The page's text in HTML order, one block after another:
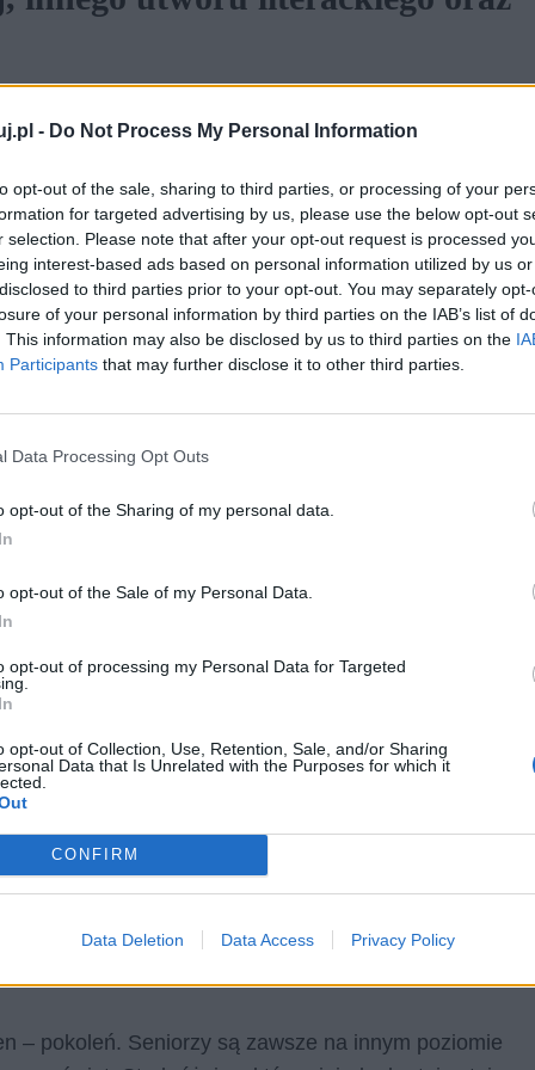
- Do Not Process My Personal Information
opt-out of the sale, sharing to third parties, or processing of your
for targeted advertising by us, please use the below opt-out
selection. Please note that after your opt-out request is processed
interest-based ads based on personal information utilized by us
to third parties prior to your opt-out. You may separately
of your personal information by third parties on the IAB’s list of
This information may also be disclosed by us to third parties on the
Participants that may further disclose it to other third parties.
Data Processing Opt Outs
opt-out of the Sharing of my personal data.
opt-out of the Sale of my Personal Data.
opt-out of processing my Personal Data for Targeted
opt-out of Collection, Use, Retention, Sale, and/or Sharing
Data that Is Unrelated with the Purposes for which it
CONFIRM
Data Deletion Data Access Privacy Policy
formy, niezmienne jednak było to, że zawsze był
ale niejednokrotnie wobec władzy,
jednostki i społeczności. W
innego utworu
czasu i dojrzewaniem. Młodzi ludzie są pełni
ich żywioł z powściągliwością i mądrością
rodzicami a dziećmi. Omów
Moliera. W swojej odpowiedzi
– pokoleń. Seniorzy są zawsze na innym poziomie